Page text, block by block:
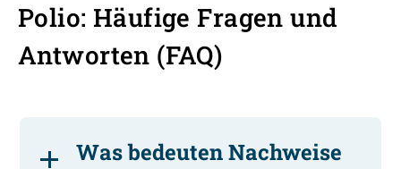
Polio: Häufige Fragen und
Antworten (FAQ)
Was bedeuten Nachweise